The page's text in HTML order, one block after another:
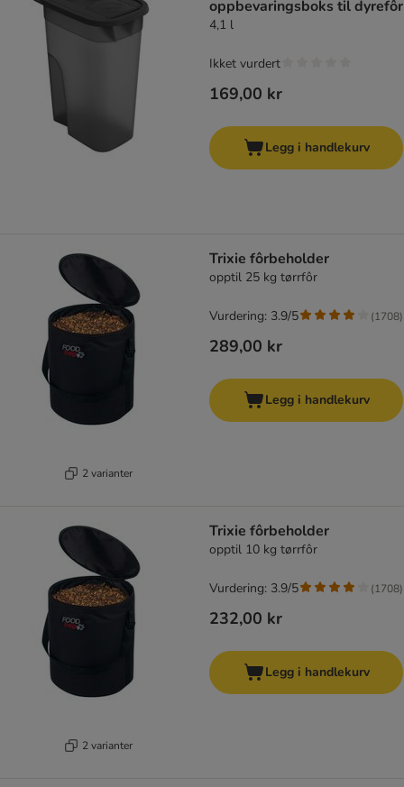
oppbevaringsboks til dyrefôr
4,1 l
169,00 kr
Ikket vurdert
Legg i handlekurv
2 varianter
Trixie fôrbeholder
opptil 25 kg tørrfôr
289,00 kr
Vurdering: 3.9/5 (1708)
Legg i handlekurv
2 varianter
Trixie fôrbeholder
opptil 10 kg tørrfôr
232,00 kr
Vurdering: 3.9/5 (1708)
Legg i handlekurv